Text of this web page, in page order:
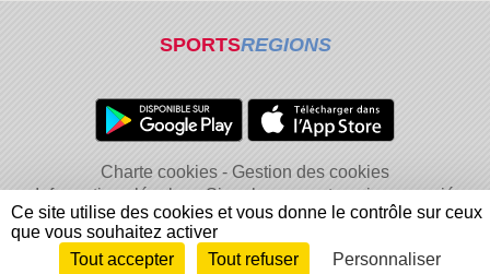
SPORTSREGIONS
Charte cookies
Gestion des cookies
Informations légales
Signaler un contenu inapproprié
Envie de participer ? Connexion
Ce site utilise des cookies et vous donne le contrôle sur ceux
que vous souhaitez activer
Tout accepter
Tout refuser Personnaliser